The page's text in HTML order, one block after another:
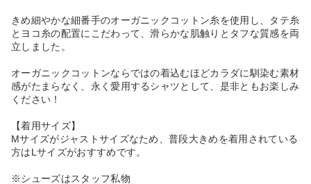
きめ細やかな細番手のオーガニックコットン糸を使用し、タテ糸
とヨコ糸の配置にこだわって、滑らかな肌触りとタフな質感を両
立しました。
オーガニックコットンならではの着込むほどカラダに馴染む素材
感がたまらなく、永く愛用するシャツとして、是非ともお楽しみ
ください！
【着用サイズ】
Mサイズがジャストサイズなため、普段大きめを着用されている
方はLサイズがおすすめです。
※シューズはスタッフ私物